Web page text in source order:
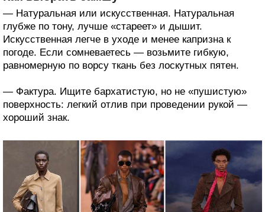
— Натуральная или искусственная. Натуральная
глубже по тону, лучше «стареет» и дышит.
Искусственная легче в уходе и менее капризна к
погоде. Если сомневаетесь — возьмите гибкую,
равномерную по ворсу ткань без лоскутных пятен.
— Фактура. Ищите бархатистую, но не «пушистую»
поверхность: легкий отлив при проведении рукой —
хороший знак.